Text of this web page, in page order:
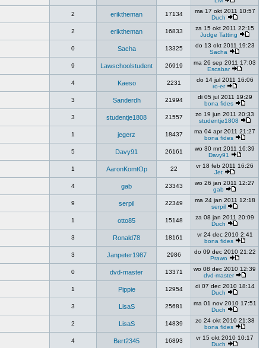
2 eriktheman 17134
ma 17 okt 2011 10:57
Duch
2 eriktheman 16833
za 15 okt 2011 22:15
Judge Tatting
0 Sacha 13325
do 13 okt 2011 19:23
Sacha
9 Lawschoolstudent 26919
ma 26 sep 2011 17:03
Escabar
4 Kaeso 2231
do 14 jul 2011 16:06
ro-er
3 Sanderdh 21994
di 05 jul 2011 19:29
bona fides
3 studentje1808 21557
zo 19 jun 2011 20:33
studentje1808
1 jegerz 18437
ma 04 apr 2011 21:27
bona fides
5 Davy91 26161
wo 30 mrt 2011 16:39
Davy91
1 AaronKomtOp 22
vr 18 feb 2011 16:26
Jet
4 gab 23343
wo 26 jan 2011 12:27
gab
9 serpil 22349
ma 24 jan 2011 12:18
serpil
1 otto85 15148
za 08 jan 2011 20:09
Duch
3 Ronald78 18161
vr 24 dec 2010 2:41
bona fides
3 Janpeter1987 2986
do 09 dec 2010 21:22
Prawo
0 dvd-master 13371
wo 08 dec 2010 12:39
dvd-master
1 Pippie 12954
di 07 dec 2010 18:14
Duch
3 LisaS 25681
ma 01 nov 2010 17:51
Duch
2 LisaS 14839
zo 24 okt 2010 21:38
bona fides
4 Bert2345 16893
vr 15 okt 2010 10:17
Duch